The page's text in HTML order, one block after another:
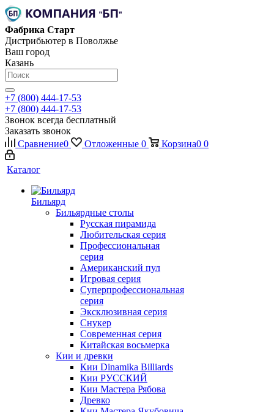
Фабрика Старт
Дистрибьютер в Поволжье
Ваш город
Казань
+7 (800) 444-17-53
+7 (800) 444-17-53
Звонок всегда бесплатный
Заказать звонок
Сравнение0 Отложенные 0 Корзина0 0
Каталог
Бильярд
Бильярдные столы
Русская пирамида
Любительская серия
Профессиональная
серия
Американский пул
Игровая серия
Суперпрофессиональная
серия
Эксклюзивная серия
Снукер
Современная серия
Китайская восьмерка
Кии и древки
Кии Dinamika Billiards
Кии РУССКИЙ
Кии Мастера Рябова
Древко